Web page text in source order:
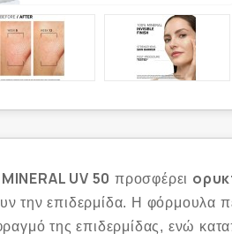
UV 50 προσφέρει
την επιδερμίδα. Η φόρμουλα
της επιδερμίδας, ενώ